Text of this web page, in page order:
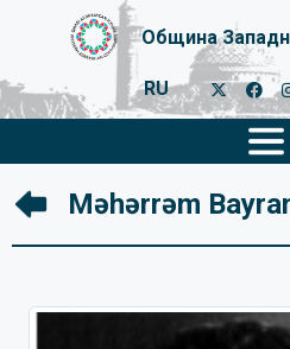
Община
RU
Məhərrəm